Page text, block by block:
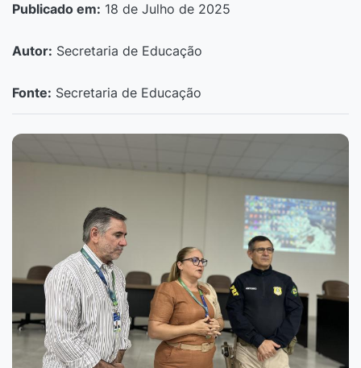
Publicado em: 18 de Julho de 2025
Autor: Secretaria de Educação
Fonte: Secretaria de Educação